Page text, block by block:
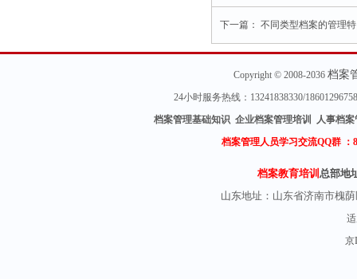
下一篇： 不同类型档案的管理
Copyright © 2008-2036 档案
24小时服务热线：13241838330/
档案管理基础知识 企业档案管理培训 人事档
档案管理人员学习交流QQ群 ：
档案教育培训总部地
山东地址： 山东省济南市槐
京